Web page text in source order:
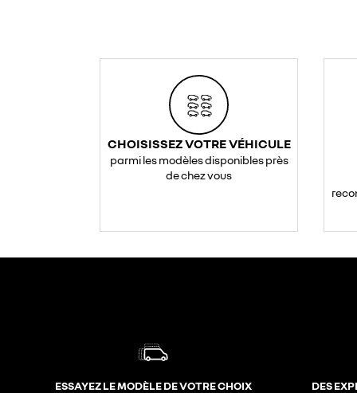
CHOISISSEZ VOTRE VÉHICULE
parmi les modèles disponibles près
de chez vous
ESSAYEZ LE MODÈLE DE VOTRE CHOIX DES